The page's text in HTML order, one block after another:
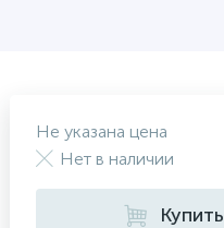
Не указана цена
Нет в наличии
Купить